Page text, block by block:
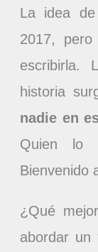
La idea
2017,
escribirla.
historia
nadie en
Quien lo
Bienvenido
¿Qué
abordar